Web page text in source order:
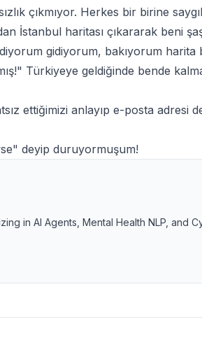
çıkmıyor. Herkes bir birine
İstanbul haritası çıkararak beni
gidiyorum, bakıyorum
Türkiyeye geldiğinde bende
ettiğimizi anlayıp e-posta adresi
deyip duruyormuşum!
in AI Agents, Mental Health NLP, and